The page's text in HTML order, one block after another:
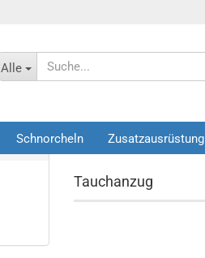
Alle
Schnorcheln Zusatzausrüstung
Startseite » Tauchen »
Tauchanzug